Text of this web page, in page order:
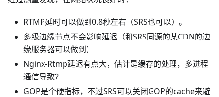
RTMP延时可以做到0.8秒左右（SRS也可以）。
多级边缘节点不会影响延迟（和SRS同源的某CDN的边
缘服务器可以做到）
Nginx-Rtmp延迟有点大，估计是缓存的处理，多进程
通信导致？
GOP是个硬指标，不过SRS可以关闭GOP的cache来避